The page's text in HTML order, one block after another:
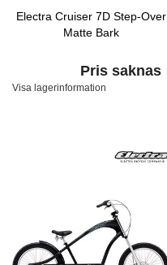
Electra Cruiser 7D Step-Over
Matte Bark
Pris saknas
Visa lagerinformation